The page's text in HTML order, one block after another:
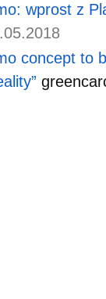
wprost z
concept to